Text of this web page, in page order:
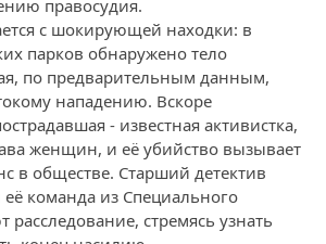
правосудия.
с шокирующей находки: в
парков обнаружено тело
по предварительным данным,
нападению. Вскоре
- известная активистка,
женщин, и её убийство вызывает
в обществе. Старший детектив
команда из Специального
расследование, стремясь узнать